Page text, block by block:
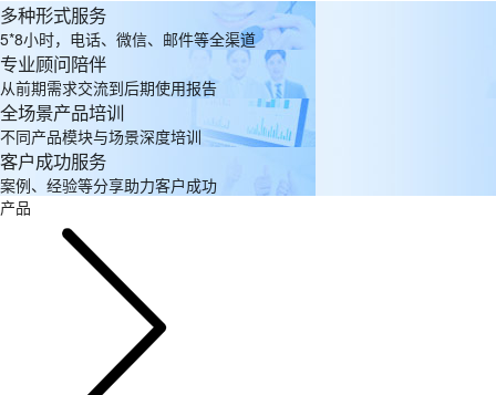
多种形式服务
5*8小时，电话、微信、邮件等全渠道
专业顾问陪伴
从前期需求交流到后期使用报告
全场景产品培训
不同产品模块与场景深度培训
客户成功服务
案例、经验等分享助力客户成功
产品